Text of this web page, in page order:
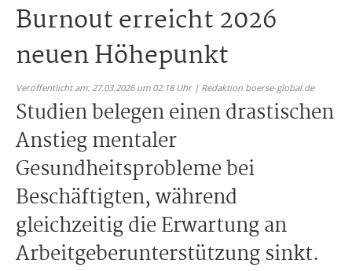
Burnout erreicht 2026
neuen Höhepunkt
Veröffentlicht am: 27.03.2026 um 02:18 Uhr | Redaktion boerse-global.de
Studien belegen einen drastischen
Anstieg mentaler
Gesundheitsprobleme bei
Beschäftigten, während
gleichzeitig die Erwartung an
Arbeitgeberunterstützung sinkt.